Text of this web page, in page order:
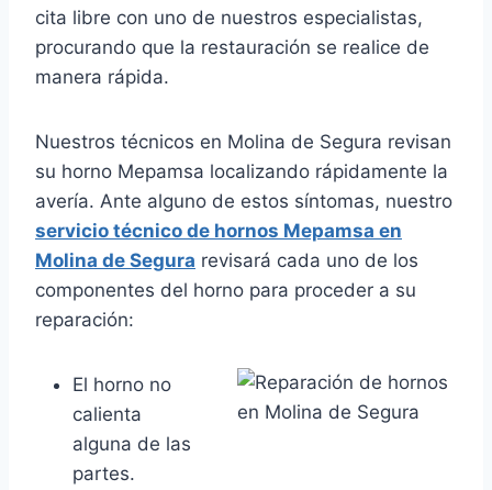
cita libre con uno de nuestros especialistas,
procurando que la restauración se realice de
manera rápida.
Nuestros técnicos en Molina de Segura revisan
su horno Mepamsa localizando rápidamente la
avería. Ante alguno de estos síntomas, nuestro
servicio técnico de hornos Mepamsa en
Molina de Segura revisará cada uno de los
componentes del horno para proceder a su
reparación:
El horno no
calienta
alguna de las
partes.